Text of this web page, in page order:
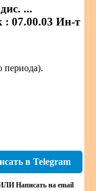
...
: 07.00.03 Ин-т
периода).
в Telegram
Написать на email